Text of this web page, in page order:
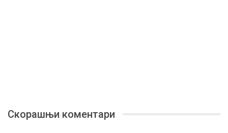
Скорашњи коментари